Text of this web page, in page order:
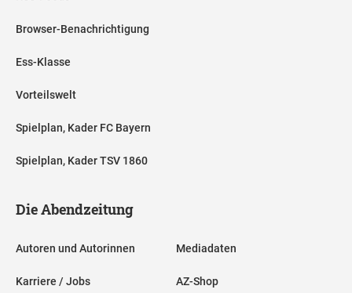
Browser-Benachrichtigung
Ess-Klasse
Vorteilswelt
Spielplan, Kader FC Bayern
Spielplan, Kader TSV 1860
Die Abendzeitung
Autoren und Autorinnen
Karriere / Jobs
Mediadaten
AZ-Shop